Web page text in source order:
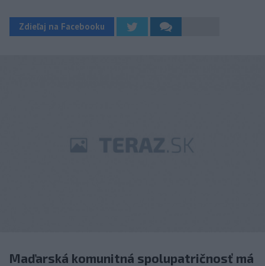
Zdieľaj na Facebooku
Maďarská komunitná spolupatričnosť má